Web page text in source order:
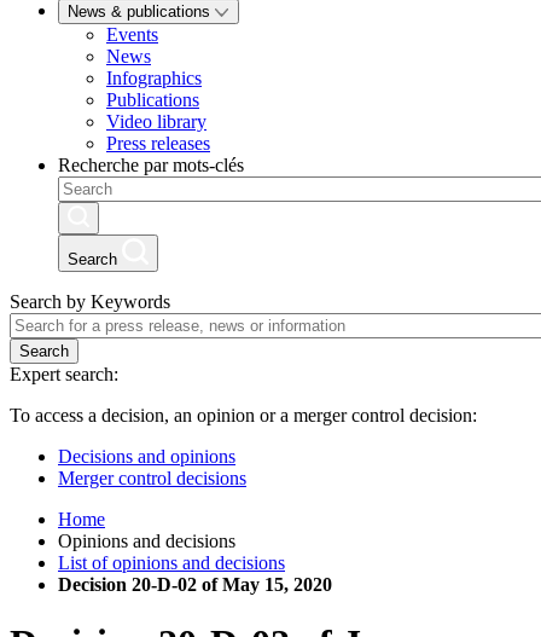
News & publications
Events
News
Infographics
Publications
Video library
Press releases
Recherche par mots-clés
Search
Search by Keywords
Search
Expert search:
To access a decision, an opinion or a merger control decision:
Decisions and opinions
Merger control decisions
Home
Opinions and decisions
List of opinions and decisions
Decision 20-D-02 of May 15, 2020